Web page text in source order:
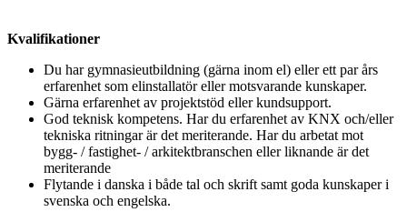
Kvalifikationer
Du har gymnasieutbildning (gärna inom el) eller ett par års
erfarenhet som elinstallatör eller motsvarande kunskaper.
Gärna erfarenhet av projektstöd eller kundsupport.
God teknisk kompetens. Har du erfarenhet av KNX och/eller
tekniska ritningar är det meriterande. Har du arbetat mot
bygg- / fastighet- / arkitektbranschen eller liknande är det
meriterande
Flytande i danska i både tal och skrift samt goda kunskaper i
svenska och engelska.